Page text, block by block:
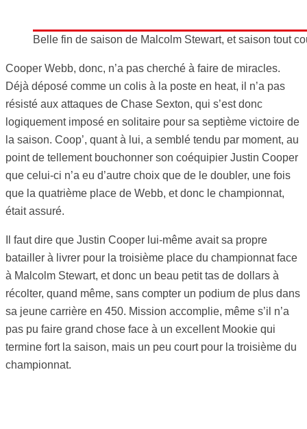
Belle fin de saison de Malcolm Stewart, et saison tout
Cooper Webb, donc, n’a pas cherché à faire de miracles.
Déjà déposé comme un colis à la poste en heat, il n’a pas
résisté aux attaques de Chase Sexton, qui s’est donc
logiquement imposé en solitaire pour sa septième victoire de
la saison. Coop’, quant à lui, a semblé tendu par moment, au
point de tellement bouchonner son coéquipier Justin Cooper
que celui-ci n’a eu d’autre choix que de le doubler, une fois
que la quatrième place de Webb, et donc le championnat,
était assuré.
Il faut dire que Justin Cooper lui-même avait sa propre
batailler à livrer pour la troisième place du championnat face
à Malcolm Stewart, et donc un beau petit tas de dollars à
récolter, quand même, sans compter un podium de plus dans
sa jeune carrière en 450. Mission accomplie, même s’il n’a
pas pu faire grand chose face à un excellent Mookie qui
termine fort la saison, mais un peu court pour la troisième du
championnat.